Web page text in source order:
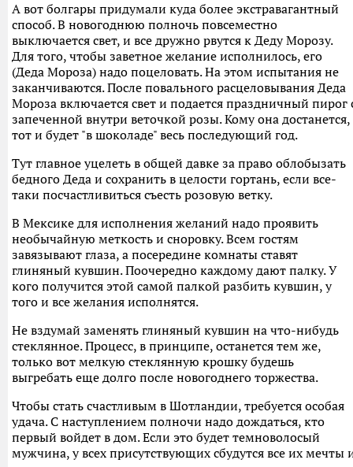
А вот болгары придумали куда более экстравагантный
способ. В новогоднюю полночь повсеместно
выключается свет, и все дружно рвутся к Деду Морозу.
Для того, чтобы заветное желание исполнилось, его
(Деда Мороза) надо поцеловать. На этом испытания не
заканчиваются. После повального расцеловывания Деда
Мороза включается свет и подается праздничный пирог
запеченной внутри веточкой розы. Кому она достанется,
тот и будет "в шоколаде" весь последующий год.
Тут главное уцелеть в общей давке за право облобызать
бедного Деда и сохранить в целости гортань, если все-
таки посчастливиться съесть розовую ветку.
В Мексике для исполнения желаний надо проявить
необычайную меткость и сноровку. Всем гостям
завязывают глаза, а посередине комнаты ставят
глиняный кувшин. Поочередно каждому дают палку. У
кого получится этой самой палкой разбить кувшин, у
того и все желания исполнятся.
Не вздумай заменять глиняный кувшин на что-нибудь
стеклянное. Процесс, в принципе, останется тем же,
только вот мелкую стеклянную крошку будешь
выгребать еще долго после новогоднего торжества.
Чтобы стать счастливым в Шотландии, требуется особая
удача. С наступлением полночи надо дождаться, кто
первый войдет в дом. Если это будет темноволосый
мужчина, у всех присутствующих сбудутся все их мечты